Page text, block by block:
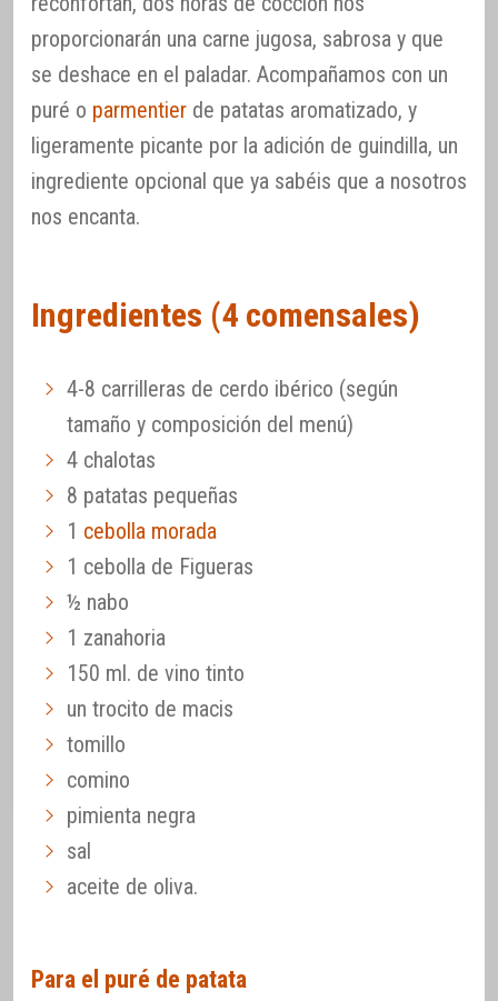
proporcionarán una carne jugosa, sabrosa y que
se deshace en el paladar. Acompañamos con un
puré o parmentier de patatas aromatizado, y
ligeramente picante por la adición de guindilla, un
ingrediente opcional que ya sabéis que a nosotros
nos encanta.
Ingredientes (4 comensales)
4-8 carrilleras de cerdo ibérico (según
tamaño y composición del menú)
4 chalotas
8 patatas pequeñas
1 cebolla morada
1 cebolla de Figueras
½ nabo
1 zanahoria
150 ml. de vino tinto
un trocito de macis
tomillo
comino
pimienta negra
sal
aceite de oliva.
Para el puré de patata